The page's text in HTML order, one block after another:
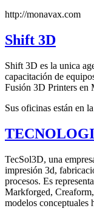
http://monavax.com
Shift 3D
Shift 3D es la unica
capacitación de
Fusión 3D Printers en
Sus oficinas están en
TecSol3D, una
impresión 3d,
procesos. Es
Markforged,
modelos conceptuales